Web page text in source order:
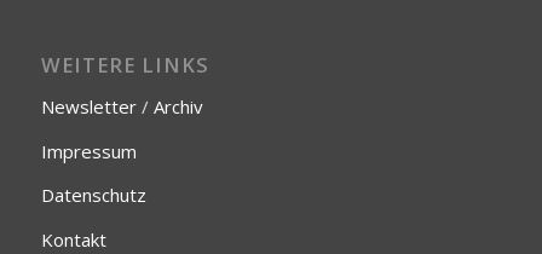
WEITERE LINKS
Newsletter/ Archiv
Impressum
Datenschutz
Kontakt